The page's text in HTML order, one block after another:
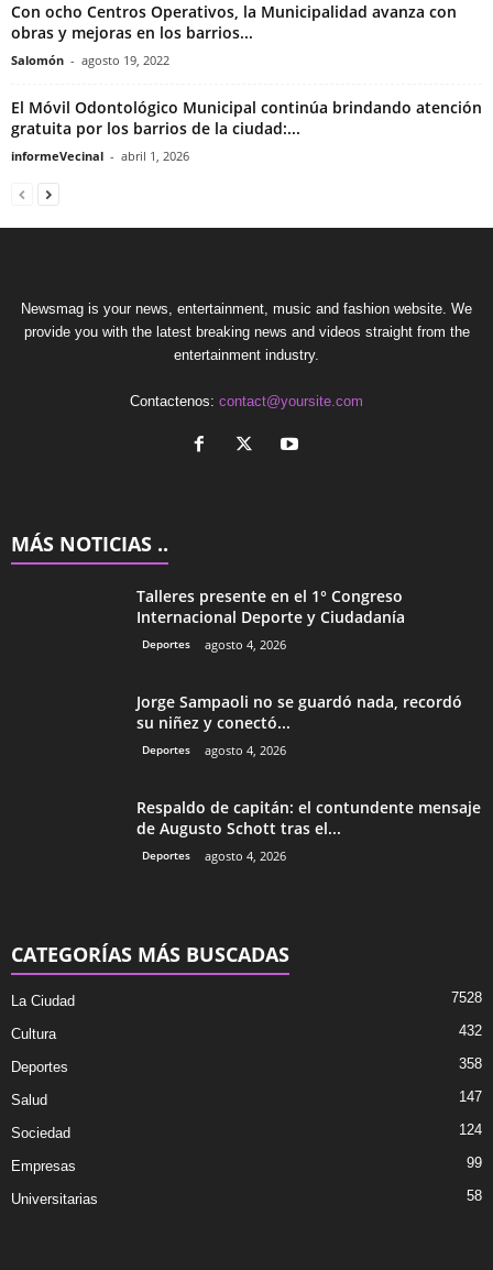
Con ocho Centros Operativos, la Municipalidad avanza con
obras y mejoras en los barrios...
Salomón - agosto 19, 2022
El Móvil Odontológico Municipal continúa brindando atención
gratuita por los barrios de la ciudad:...
informeVecinal - abril 1, 2026
Newsmag is your news, entertainment, music and fashion website. We
provide you with the latest breaking news and videos straight from the
entertainment industry.
Contactenos: contact@yoursite.com
MÁS NOTICIAS ..
Talleres presente en el 1° Congreso
Internacional Deporte y Ciudadanía
Deportes agosto 4, 2026
Jorge Sampaoli no se guardó nada, recordó
su niñez y conectó...
Deportes agosto 4, 2026
Respaldo de capitán: el contundente mensaje
de Augusto Schott tras el...
Deportes agosto 4, 2026
CATEGORÍAS MÁS BUSCADAS
La Ciudad 7528
Cultura 432
Deportes 358
Salud 147
Sociedad 124
Empresas 99
Universitarias 58